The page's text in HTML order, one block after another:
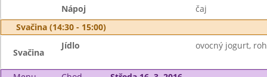
Nápoj
čaj
Svačina (14:30 - 15:00)
Svačina
Jídlo ovocný jogurt,